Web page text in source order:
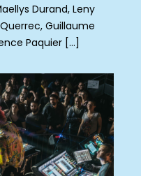
Durand, Leny
Guillaume
Paquier […]